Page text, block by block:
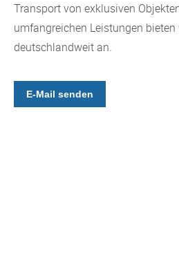
Transport von exklusiven
umfangreichen Leistungen
deutschlandweit an.
E-Mail senden